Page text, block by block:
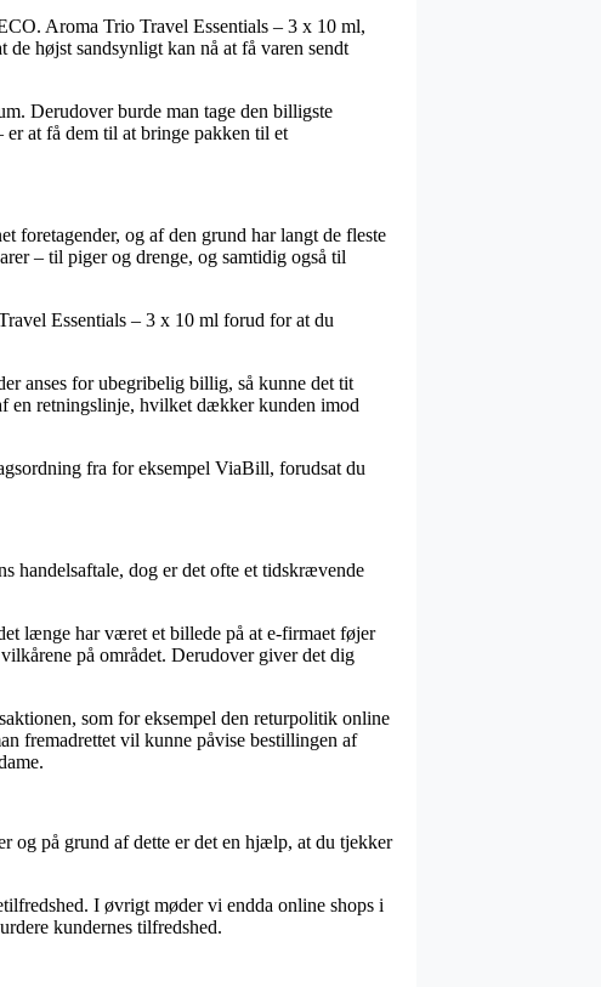
Aroma Trio Travel Essentials – 3 x 10 ml,
højst sandsynligt kan nå at få varen sendt
Derudover burde man tage den billigste
at få dem til at bringe pakken til et
foretagender, og af den grund har langt de fleste
– til piger og drenge, og samtidig også til
Essentials – 3 x 10 ml forud for at du
anses for ubegribelig billig, så kunne det tit
en retningslinje, hvilket dækker kunden imod
fra for eksempel ViaBill, forudsat du
handelsaftale, dog er det ofte et tidskrævende
længe har været et billede på at e-firmaet føjer
på området. Derudover giver det dig
som for eksempel den returpolitik online
fremadrettet vil kunne påvise bestillingen af
og på grund af dette er det en hjælp, at du tjekker
I øvrigt møder vi endda online shops i
kundernes tilfredshed.